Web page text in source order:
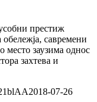
престиж
савремени
место заузима однос
захтева и
2018-07-26